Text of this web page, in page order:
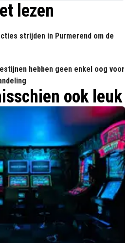
lezen
strijden in Purmerend om de
hebben geen enkel oog voor
ook leuk